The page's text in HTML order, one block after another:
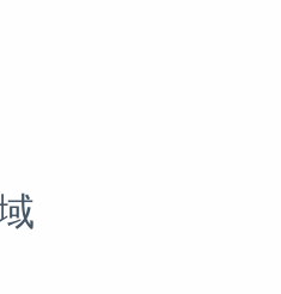
#
#从一